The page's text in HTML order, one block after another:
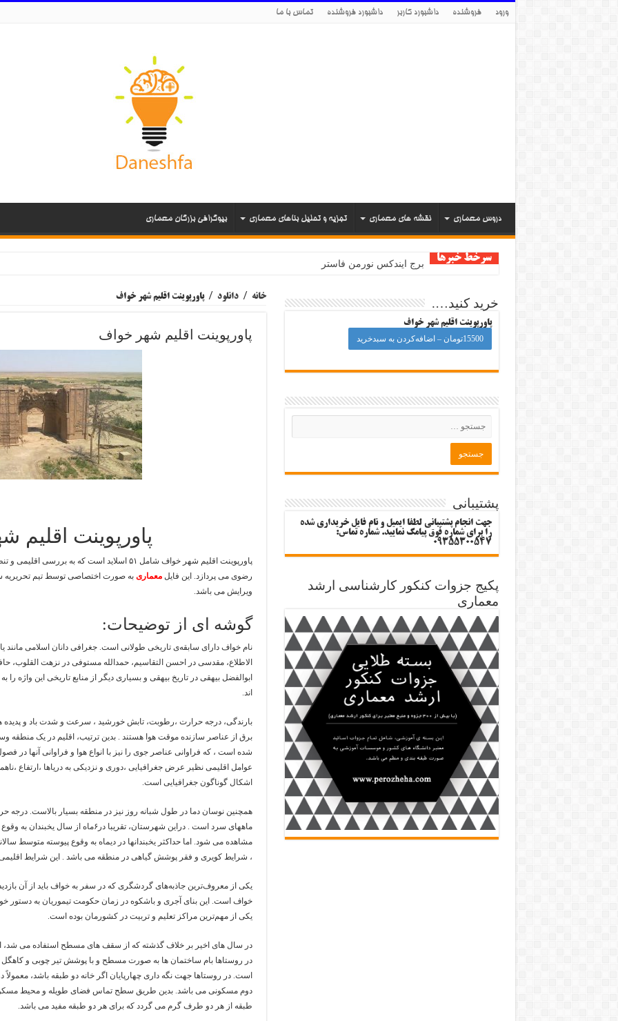
ورود فروشنده داشبورد کاربر داشبورد فروشنده تماس با ما
دروس معماری نقشه های معماری تجزیه و تحلیل بناهای معماری بیوگرافی بزرگان معماری
سرخط خبرها مرکز هنرهای تجسمی سینزبری نورمن فاستر
خانه / دانلود / پاورپوینت اقلیم شهر خواف
پاورپوینت اقلیم شهر خواف
پاورپوینت
پاورپوینت اقلیم شهر خواف شامل ۵۱ اسلاید است
رضوی می پردازد. این فایلمعماری به صورت اختصاصی توسط تیم
ویرایش می باشد.
گوشه ای از توضیحات:
نام خواف دارای سابقه‌ی تاریخی طولانی است. جغرافی دانان اسلامی مانند
الاطلاع، مقدسی در احسن التقاسیم، حمدالله مستوفی در نزهت القلوب،
ابوالفضل بیهقی در تاریخ بیهقی و بسیاری دیگر از منابع تاریخی این
اند.
بارندگی، درجه حرارت ،رطوبت، تابش خورشید ، سرعت و شدت باد و پدیده
برق از عناصر سازنده موقت هوا هستند . بدین ترتیب، اقلیم در یک منطقه
شده است ، که فراوانی عناصر جوی را نیز با انواع هوا و فراوانی آنها
عوامل اقلیمی نظیر عرض جغرافیایی ،دوری و نزدیکی به دریاها ،ارتفاع
اشکال گوناگون جغرافیایی است.
همچنین نوسان دما در طول شبانه روز نیز در منطقه بسیار بالاست. درجه
ماههای سرد است . دراین شهرستان، تقریبا
، شرایط کویری و فقر پوشش گیاهی در منطقه می باشد . این شرایط
خواف است. این بنای آجری و باشکوه در زمان حکومت تیموریان به دستور
یکی از مهم‌ترین مراکز تعلیم و تربیت در کشورمان بوده است.
در سال های اخیر بر خلاف گذشته که از سقف های مسطح استفاده می شد،
در روستاها بام ساختمان ها به صورت مسطح و با پوشش تیر چوبی و
است. در روستاها جهت نگه داری چهارپایان اگر خانه دو طبقه باشد،
دوم مسکونی می باشد. بدین طریق سطح تماس فضای طویله و محیط
طبقه از هر دو طرف گرم می گردد که برای هر دو طبقه مفید می باشد.
خرید کنید….
پاورپوینت اقلیم شهر خواف
15500تومان – اضافه‌کردن به سبدخرید
پشتیبانی
جهت انجام پشتیبانی لطفا ایمیل و نام فایل خریداری شده
را برای شماره فوق پیامک نمایید. شماره تماس:
09355300547
پکیج جزوات کنکور کارشناسی ارشد
معماری